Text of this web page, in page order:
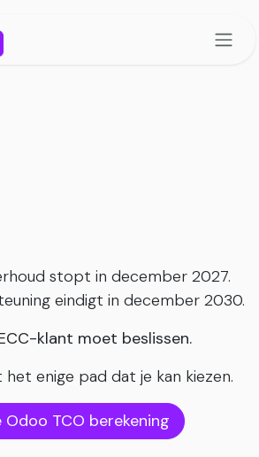
stopt in december 2027.
eindigt in december 2030.
klant moet beslissen.
het enige pad dat je kan kiezen.
Odoo TCO berekening